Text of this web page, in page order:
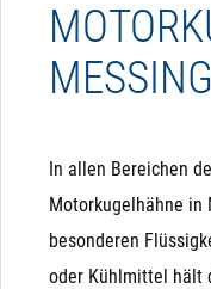
MESSING
In allen Bereichen
Motorkugelhähne in
besonderen
oder Kühlmittel hält